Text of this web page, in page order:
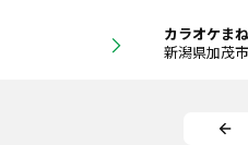
カラオケま
新潟県加茂